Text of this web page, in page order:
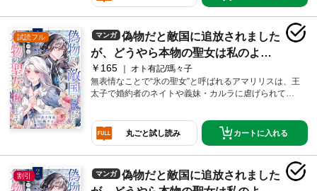
前を向く。そんなアリアを幼馴染の護衛騎士エルドが
支えてくれて――聡明な王女が悪を討ち、国を正すス
試読フル マンガ
偽物だと敵国に追放されました
が、どうやら本物の聖女は私のよう
です。１
￥165
オト有記/瑪々子
無表情なことで“氷の聖女”と呼ばれるアマリリスは、王
太子で婚約者のネイトや義妹・カルラに虐げられてき
女は出ていけ」と敵国・ライズ王国に追放されてしま
う。さらにネイトの策略で王国への道中、魔物の巣窟
に放り出されてしまったアマリリス。そんな絶体絶命
のピンチを救ったのは、ライズ王国一の天才魔術師と
名高いヴィクターだった。敵対する国の聖女が受け入
丸ごと試し読み カートに入れる
割引 マンガ
偽物だと敵国に追放されました